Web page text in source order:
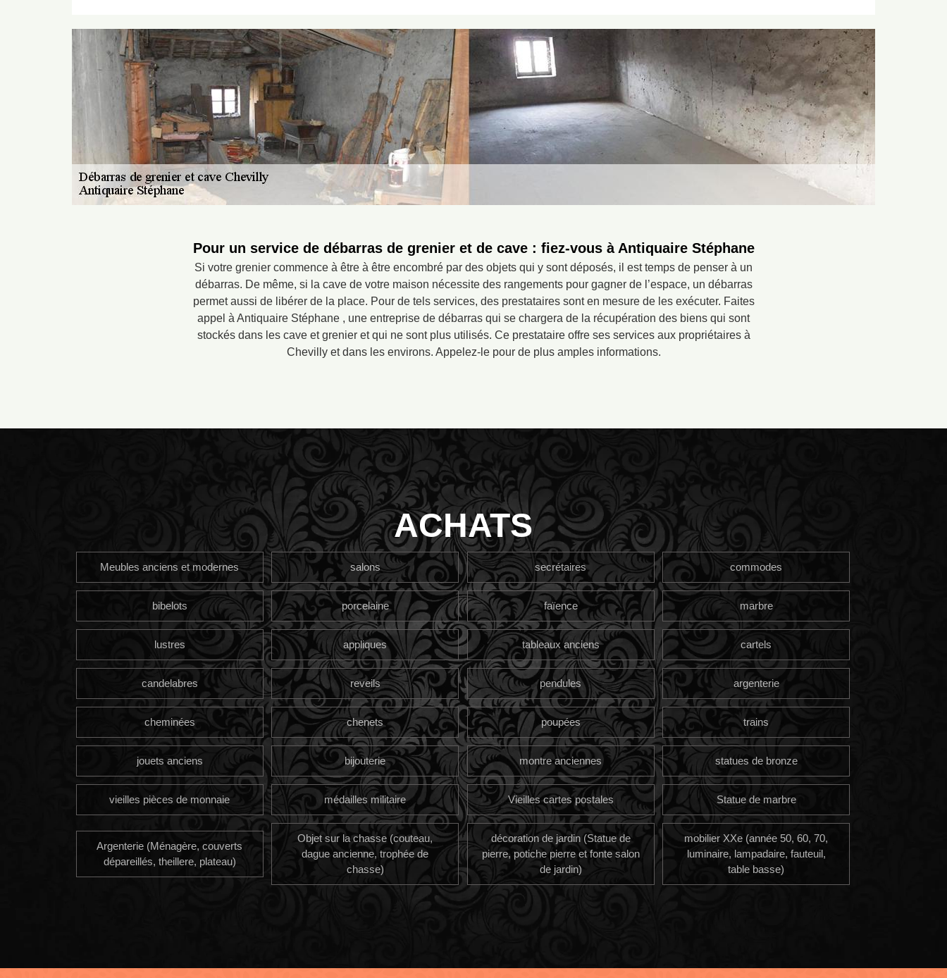
Pour un service de débarras de grenier et de cave : fiez-vous à Antiquaire Stéphane
Si votre grenier commence à être à être encombré par des objets qui y sont déposés, il est temps de penser à un
débarras. De même, si la cave de votre maison nécessite des rangements pour gagner de l’espace, un débarras
permet aussi de libérer de la place. Pour de tels services, des prestataires sont en mesure de les exécuter. Faites
appel à Antiquaire Stéphane , une entreprise de débarras qui se chargera de la récupération des biens qui sont
stockés dans les cave et grenier et qui ne sont plus utilisés. Ce prestataire offre ses services aux propriétaires à
Chevilly et dans les environs. Appelez-le pour de plus amples informations.
ACHATS
Meubles anciens et modernes salons secrétaires commodes
bibelots porcelaine faïence marbre
lustres appliques tableaux anciens cartels
candelabres reveils pendules argenterie
cheminées chenets poupées trains
jouets anciens bijouterie montre anciennes statues de bronze
vieilles pièces de monnaie médailles militaire Vieilles cartes postales Statue de marbre
Argenterie (Ménagère, couverts
dépareillés, theillere, plateau)
Objet sur la chasse (couteau,
dague ancienne, trophée de
chasse)
décoration de jardin (Statue de
pierre, potiche pierre et fonte salon
de jardin)
mobilier XXe (année 50, 60, 70,
luminaire, lampadaire, fauteuil,
table basse)